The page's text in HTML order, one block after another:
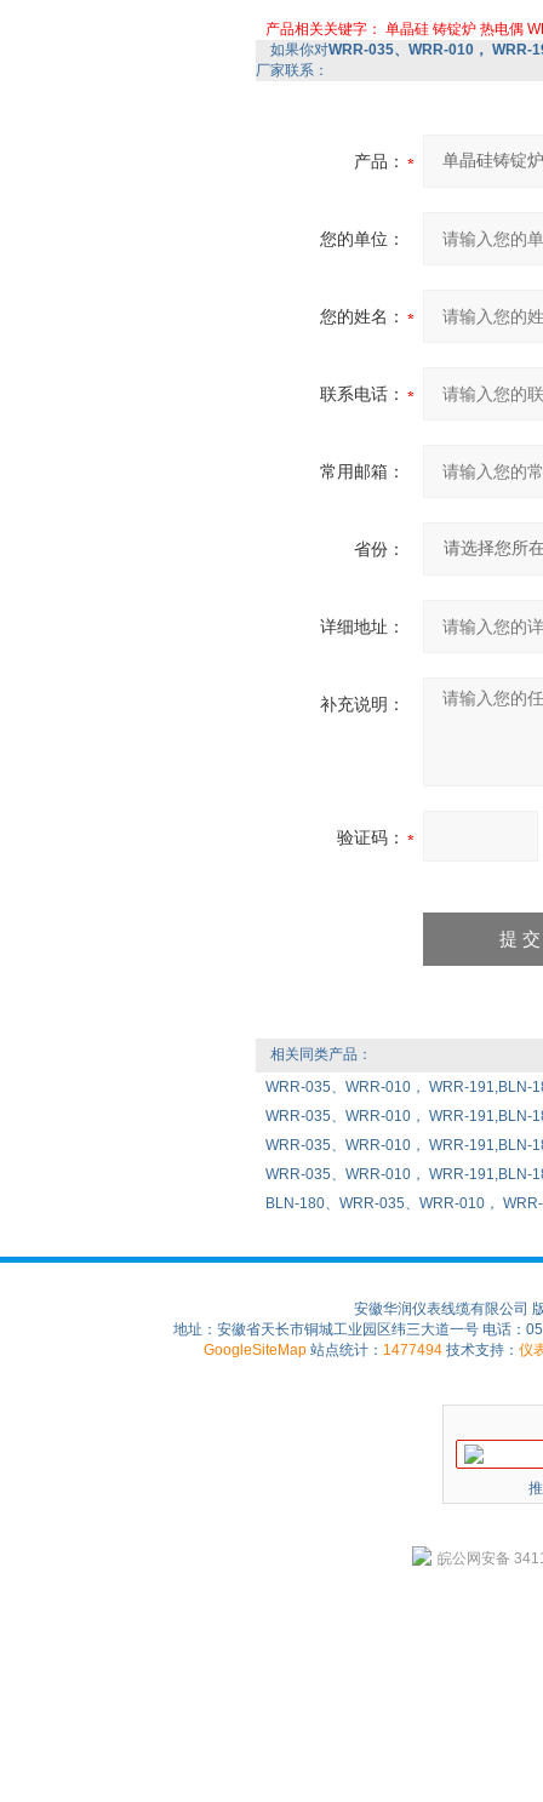
产品相关关键字： 单晶硅 铸锭炉 热电偶
如果你对WRR-035、WRR-010， WRR-
厂家联系：
产品：
您的单位：
您的姓名：
联系电话：
常用邮箱：
省份：
详细地址：
补充说明：
验证码：
相关同类产品：
WRR-035、WRR-010， WRR-191,BLN-
WRR-035、WRR-010， WRR-191,BLN-
WRR-035、WRR-010， WRR-191,BLN-
WRR-035、WRR-010， WRR-191,BLN-
BLN-180、WRR-035、WRR-010，
安徽华润仪表线缆有限公司
地址：安徽省天长市铜城工业园区纬三大道一号 电话：
GoogleSiteMap 站点统计： 1477494 技术支持： 仪
皖公网安备